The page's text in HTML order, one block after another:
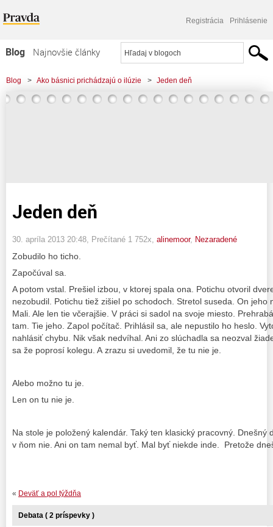
Registrácia Prihlásenie
Blog
Najnovšie články
Najčítanejšie články
Najkomentovanejšie články
Blog > Ako básnici prichádzajú o ilúzie > Jeden deň
Jeden deň
30. apríla 2013 20:48 , Prečítané 1 752x, alinemoor, Nezaradené
Zobudilo ho ticho.
Započúval sa.
A potom vstal. Prešiel izbou, v ktorej spala ona. Potichu otvoril
nezobudil. Potichu tiež zišiel po schodoch. Stretol suseda. On jeho
Mali. Ale len tie včerajšie. V práci si sadol na svoje miesto.
tam. Tie jeho. Zapol počítač. Prihlásil sa, ale nepustilo ho heslo.
nahlásiť chybu. Nik však nedvíhal. Ani zo slúchadla sa neozval
sa že poprosí kolegu. A zrazu si uvedomil, že tu nie je.
Alebo možno tu je.
Len on tu nie je.
Na stole je položený kalendár. Taký ten klasický pracovný.
v ňom nie. Ani on tam nemal byť. Mal byť niekde inde. Pretože
« Deväť a pol týždňa
Debata ( 2 príspevky )